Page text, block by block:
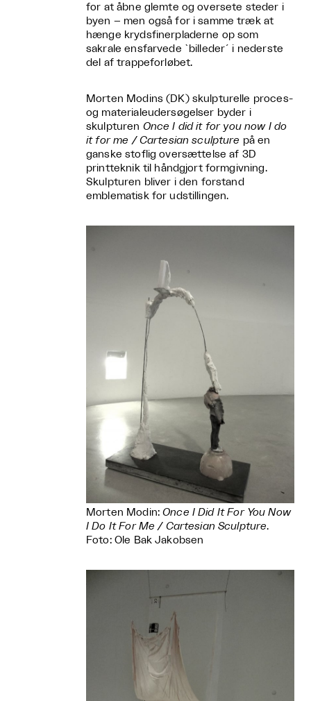
for at åbne glemte og oversete steder i
byen – men også for i samme træk at
hænge krydsfinerpladerne op som
sakrale ensfarvede `billeder´ i nederste
del af trappeforløbet.
Morten Modins (DK) skulpturelle proces-
og materialeudersøgelser byder i
skulpturen Once I did it for you now I do
it for me / Cartesian sculpture på en
ganske stoflig oversættelse af 3D
printteknik til håndgjort formgivning.
Skulpturen bliver i den forstand
emblematisk for udstillingen.
Morten Modin:Once I Did It For You Now
I Do It For Me / Cartesian Sculpture.
Foto: Ole Bak Jakobsen